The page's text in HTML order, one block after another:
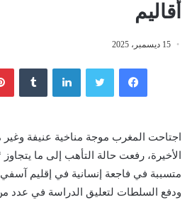
أقاليم
15 ديسمبر، 2025
فيسبوك لينكدإن
اجتاحت المغرب موجة مناخية عنيفة
الأخيرة، رفعت حالة التأهب إلى ما
متسببة في فاجعة إنسانية في إقليم
ودفع السلطات لتعليق الدراسة في عدد من